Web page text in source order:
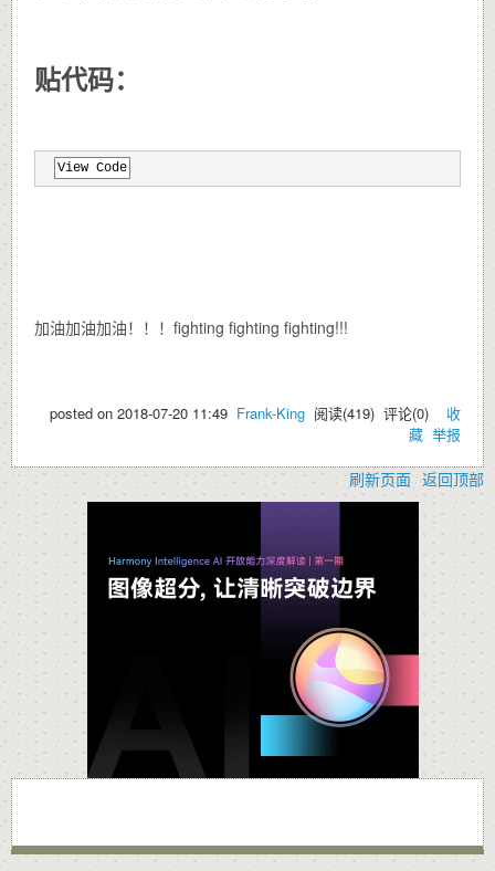
贴代码：
View Code
加油加油加油！！！fighting fighting fighting!!!
posted on 2018-07-20 11:49 Frank-King 阅读(419) 评论(0) 收
藏 举报
刷新页面 返回顶部